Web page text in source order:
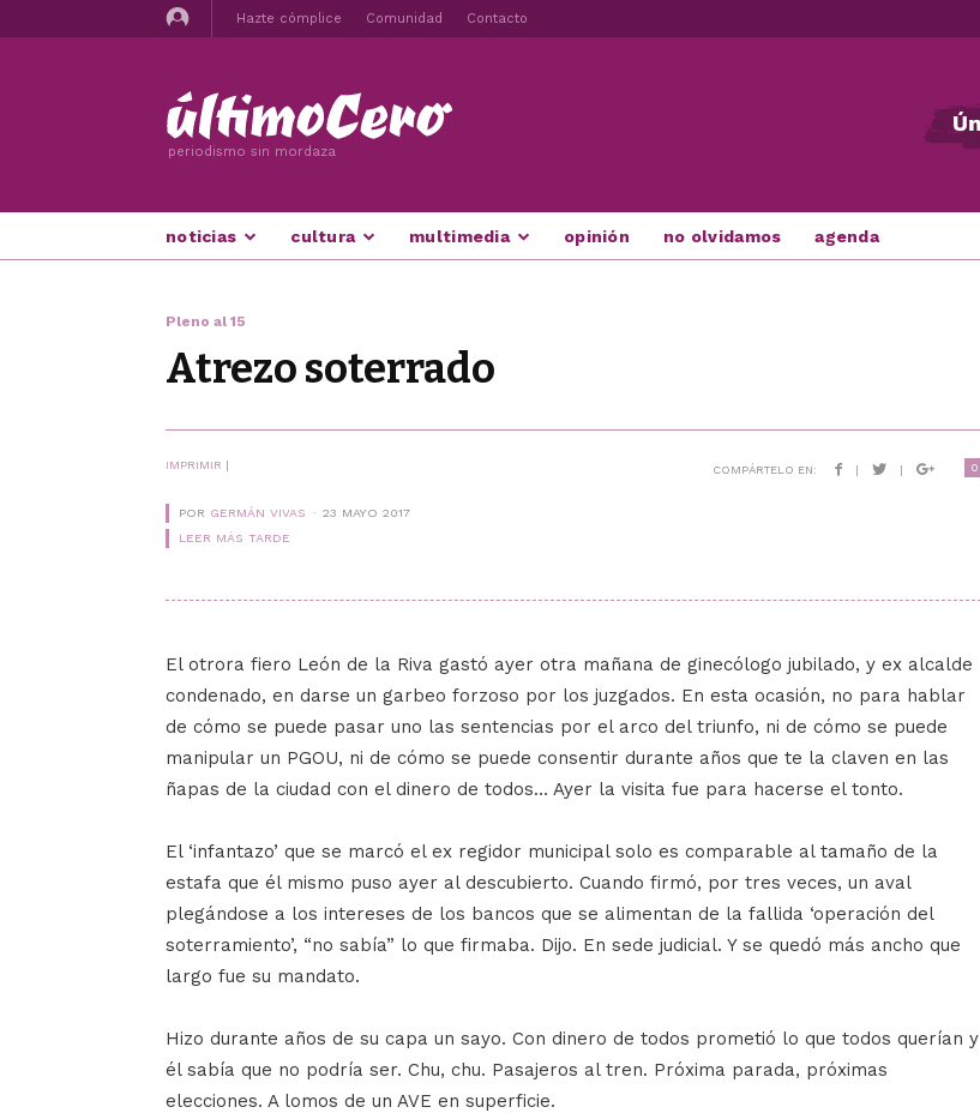
Hazte cómplice Comunidad Contacto
periodismo sin mordaza
noticias cultura multimedia opinión no olvidamos agenda
Pleno al 15
Atrezo soterrado
IMPRIMIR | COMPÁRTELO EN: | | 0
POR GERMÁN VIVAS
23 MAYO 2017
LEER MÁS TARDE
El otrora fiero León de la Riva gastó ayer otra mañana de ginecólogo jubilado, y ex alcalde
condenado, en darse un garbeo forzoso por los juzgados. En esta ocasión, no para hablar
de cómo se puede pasar uno las sentencias por el arco del triunfo, ni de cómo se puede
manipular un PGOU, ni de cómo se puede consentir durante años que te la claven en las
ñapas de la ciudad con el dinero de todos… Ayer la visita fue para hacerse el tonto.
El ‘infantazo’ que se marcó el ex regidor municipal solo es comparable al tamaño de la
estafa que él mismo puso ayer al descubierto. Cuando firmó, por tres veces, un aval
plegándose a los intereses de los bancos que se alimentan de la fallida ‘operación del
soterramiento’, “no sabía” lo que firmaba. Dijo. En sede judicial. Y se quedó más ancho que
largo fue su mandato.
Hizo durante años de su capa un sayo. Con dinero de todos prometió lo que todos querían y
él sabía que no podría ser. Chu, chu. Pasajeros al tren. Próxima parada, próximas
elecciones. A lomos de un AVE en superficie.